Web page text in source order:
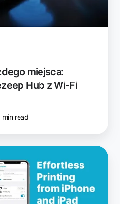
miejsca:
Hub z Wi‑Fi
min read